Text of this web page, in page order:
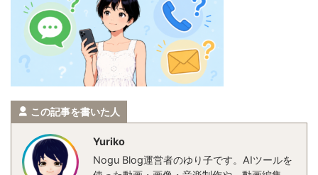
この記事を書いた人
Yuriko
Nogu Blog運営者のゆり子です。AIツールを